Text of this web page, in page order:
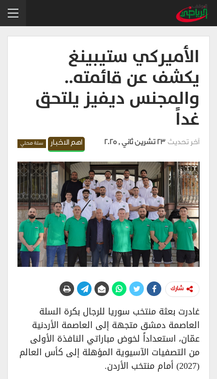
الأميركي ستيبينغ
يكشف عن قائمته..
والمجنس ديفيز يلتحق
غداً
اهم الاخبار سلة محلي آخر تحديث23 تشرين ثاني , 2025
شارك
غادرت بعثة منتخب سوريا للرجال بكرة السلة
العاصمة دمشق متجهة إلى العاصمة الأردنية
عمّان، استعداداً لخوض مباراتي النافذة الأولى
من التصفيات الآسيوية المؤهلة إلى كأس العالم